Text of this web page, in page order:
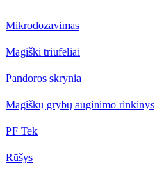
Mikrodozavimas
Magiški triufeliai
Pandoros skrynia
Magiškų grybų auginimo rinkinys
PF Tek
Rūšys